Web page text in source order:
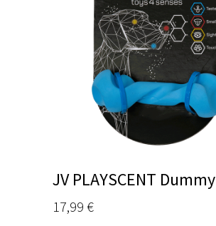
JV PLAYSCENT Dummy
17,99 €